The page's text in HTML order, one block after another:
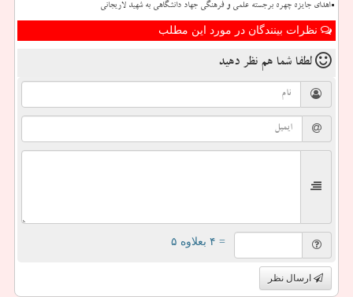
اهدای جایزه چهره برجسته علمی و فرهنگی جهاد دانشگاهی به شهید لاریجانی
نظرات بینندگان در مورد این مطلب
لطفا شما هم نظر دهید
= ۴ بعلاوه ۵
ارسال نظر